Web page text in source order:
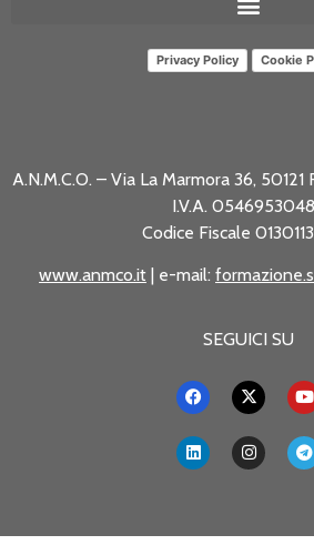
Privacy Policy Cookie
A.N.M.C.O. – Via La Marmora 36,
I.V.A.
Codice Fiscale
www.anmco.it | e-mail:
SEGUICI SU